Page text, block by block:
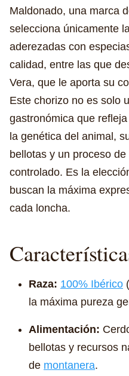
Maldonado, una marca
selecciona únicamente
aderezadas con
calidad, entre las que
Vera, que le aporta su
Este chorizo no es solo
gastronómica que
la genética del animal,
bellotas y un proceso
controlado. Es la
buscan la máxima
cada loncha.
Raza: 100% Ibérico
la máxima pureza
Alimentación:
bellotas y recursos
de montanera.